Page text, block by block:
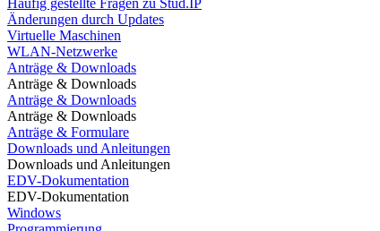
Häufig gestellte Fragen zu Stud.IP
Änderungen durch Updates
Virtuelle Maschinen
WLAN-Netzwerke
Anträge & Downloads
Anträge & Downloads
Anträge & Downloads
Anträge & Downloads
Anträge & Formulare
Downloads und Anleitungen
Downloads und Anleitungen
EDV-Dokumentation
EDV-Dokumentation
Windows